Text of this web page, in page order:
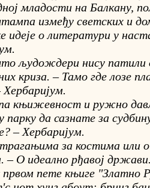
младости на Балкану,
између светских и
идеје о литератури у
људождери нису патили
криза. – Тамо где лозе
књижевност и ружно
парку да сазнате за
– Хербаријум.
за костима или о
– О идеално рђавој
првом пете књиге "Златно